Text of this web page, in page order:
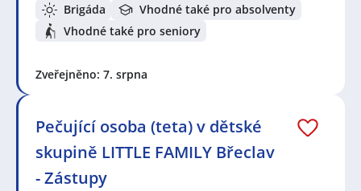
Brigáda
Vhodné také pro absolventy
Vhodné také pro seniory
Zveřejněno: 7. srpna
Pečující osoba (teta) v dětské
skupině LITTLE FAMILY Břeclav
- Zástupy